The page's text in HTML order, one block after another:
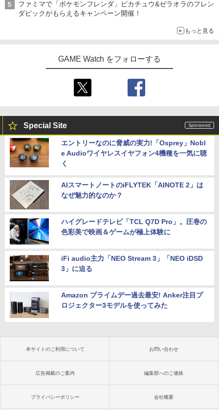
ファミマで「ポケモンフレンダ」ピカチュウ&ゼラオラのフレン
ダピックがもらえるキャンペーン開催！
もっと見る
GAME Watch をフォローする
Special Site
エントリーなのに脅威の実力!「Osprey」Nobl
e Audioワイヤレスイヤフォン4機種を一気に聴
く
AIスマートノートのiFLYTEK「AINOTE 2」は
なぜ魅力的なのか？
ハイグレードテレビ「TCL Q7D Pro」。圧巻の
色彩美で映画＆ゲームが極上体験に
iFi audio主力「NEO Stream 3」「NEO iDSD
3」に迫る
Amazon プライムデー過去最安! Anker注目プ
ロジェクター3モデルを使ってみた
本サイトのご利用について お問い合わせ
広告掲載のご案内 編集部へのご連絡
プライバシーポリシー 会社概要